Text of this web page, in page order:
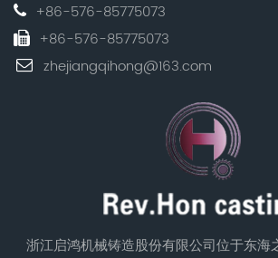
+86-576-85775073
+86-576-85775073
zhejiangqihong@163.com
浙江启鸿机械铸造股份有限公司位于东海